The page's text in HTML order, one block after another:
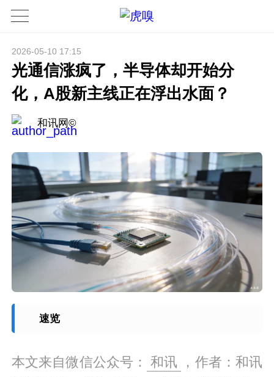
2026-05-10 17:15
光通信涨疯了，半导体却开始分
化，A股新主线正在浮出水面？
和讯网©
速览
本文来自微信公众号： 和讯
，作者：和讯